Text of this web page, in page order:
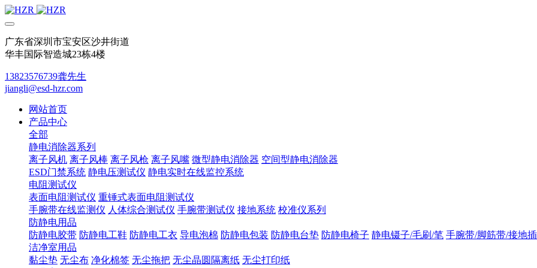
广东省深圳市宝安区沙井街道
华丰国际智造城23栋4楼
13823576739龚先生
jiangli@esd-hzr.com
网站首页
产品中心
全部
静电消除器系列
离子风机 离子风棒 离子风枪 离子风嘴 微型静电消除器 空间型静电消除器
ESD门禁系统 静电压测试仪 静电实时在线监控系统
电阻测试仪
表面电阻测试仪 重锤式表面电阻测试仪
手腕带在线监测仪 人体综合测试仪 手腕带测试仪 接地系统 校准仪系列
防静电用品
防静电胶带 防静电工鞋 防静电工衣 导电泡棉 防静电包装 防静电台垫 防静电椅子 静电镊子/毛刷/笔 手腕带/脚筋带/接地
洁净室用品
黏尘垫 无尘布 净化棉签 无尘拖把 无尘晶圆隔离纸 无尘打印纸